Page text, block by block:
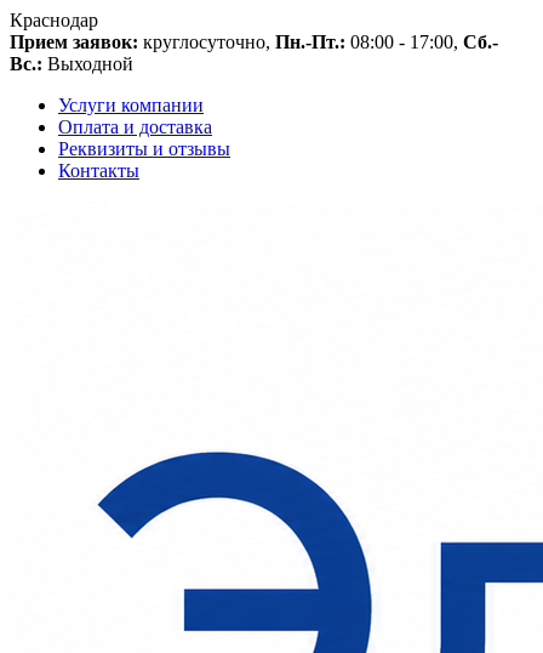
Краснодар
Прием заявок: круглосуточно, Пн.-Пт.: 08:00 - 17:00, Сб.-
Вс.: Выходной
Услуги компании
Оплата и доставка
Реквизиты и отзывы
Контакты